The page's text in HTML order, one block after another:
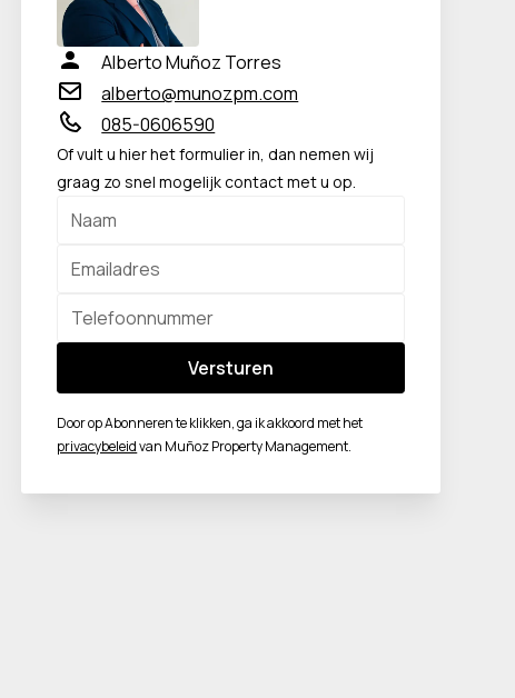
Alberto Muñoz Torres
alberto@munozpm.com
085-0606590
Of vult u hier het formulier in, dan nemen wij
graag zo snel mogelijk contact met u op.
Door op Abonneren te klikken, ga ik akkoord met het
privacybeleidvan Muñoz Property Management.